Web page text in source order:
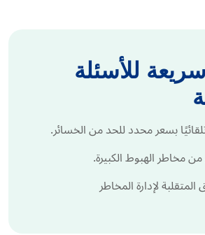
للأسئلة
بسعر محدد للحد من الخسائر.
مخاطر الهبوط الكبيرة.
لإدارة المخاطر